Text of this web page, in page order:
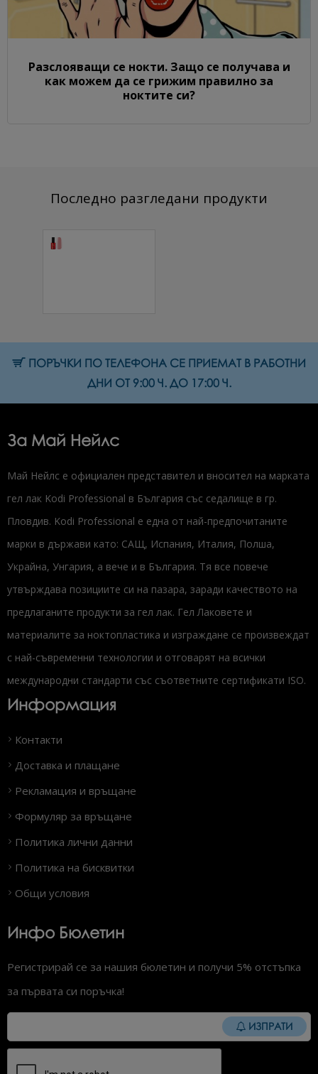
Разслояващи се нокти. Защо се получава и
как можем да се грижим правилно за
ноктите си?
Последно разгледани продукти
ПОРЪЧКИ ПО ТЕЛЕФОНА СЕ ПРИЕМАТ В РАБОТНИ
ДНИ ОТ 9:00 Ч. ДО 17:00 Ч.
За Май Нейлс
Май Нейлс е официален представител и вносител на марката
гел лак Kodi Professional в България със седалище в гр.
Пловдив. Kodi Professional е една от най-предпочитаните
марки в държави като: САЩ, Испания, Италия, Полша,
Украйна, Унгария, а вече и в България. Тя все повече
утвърждава позициите си на пазара, заради качеството на
предлаганите продукти за гел лак. Гел Лаковете и
материалите за ноктопластика и изграждане се произвеждат
с най-съвременни технологии и отговарят на всички
международни стандарти със съответните сертификати ISO.
Информация
Контакти
Доставка и плащане
Рекламация и връщане
Формуляр за връщане
Политика лични данни
Политика на бисквитки
Общи условия
Инфо Бюлетин
Регистрирай се за нашия бюлетин и получи 5% отстъпка
за първата си поръчка!
ИЗПРАТИ